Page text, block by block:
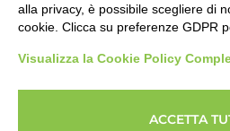
Copyright © 2026
alla privacy, è possibile scegliere di
cookie. Clicca su preferenze GDPR
Visualizza la Cookie Policy
ACCETTA